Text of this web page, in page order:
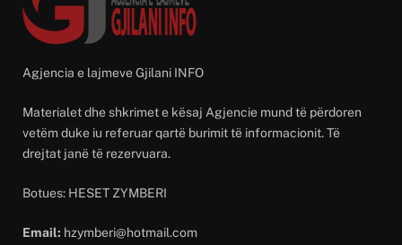
Agjencia e lajmeve Gjilani INFO
Materialet dhe shkrimet e kësaj Agjencie mund të përdoren
vetëm duke iu referuar qartë burimit të informacionit. Të
drejtat janë të rezervuara.
Botues: HESET ZYMBERI
Email: hzymberi@hotmail.com